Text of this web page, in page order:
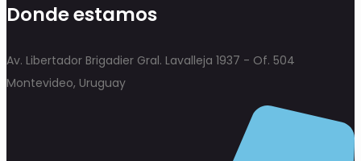
Donde estamos
Av. Libertador Brigadier Gral. Lavalleja 1937 - Of. 504
Montevideo, Uruguay